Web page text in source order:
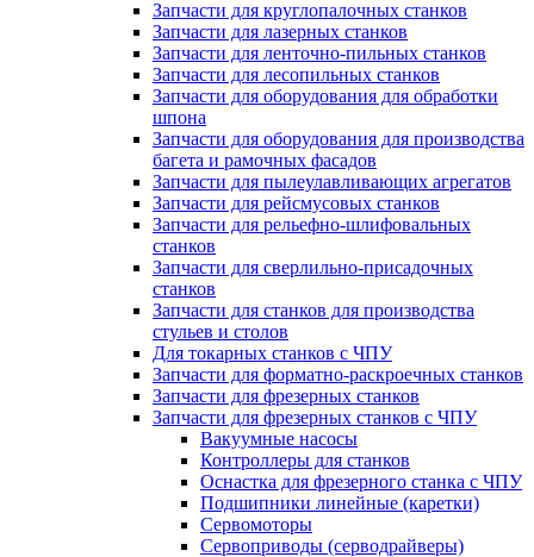
Запчасти для круглопалочных станков
Запчасти для лазерных станков
Запчасти для ленточно-пильных станков
Запчасти для лесопильных станков
Запчасти для оборудования для обработки
шпона
Запчасти для оборудования для производства
багета и рамочных фасадов
Запчасти для пылеулавливающих агрегатов
Запчасти для рейсмусовых станков
Запчасти для рельефно-шлифовальных
станков
Запчасти для сверлильно-присадочных
станков
Запчасти для станков для производства
стульев и столов
Для токарных станков с ЧПУ
Запчасти для форматно-раскроечных станков
Запчасти для фрезерных станков
Запчасти для фрезерных станков с ЧПУ
Вакуумные насосы
Контроллеры для станков
Оснастка для фрезерного станка с ЧПУ
Подшипники линейные (каретки)
Сервомоторы
Сервоприводы (серводрайверы)